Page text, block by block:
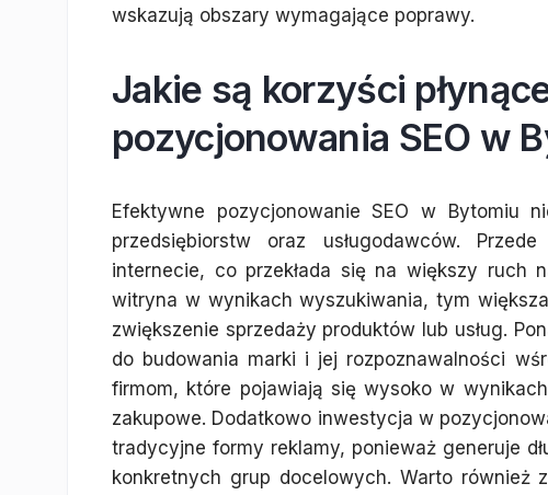
wskazują obszary wymagające poprawy.
Jakie są korzyści
pozycjonowania SEO w
Efektywne pozycjonowanie SEO w Bytomiu
przedsiębiorstw oraz usługodawców.
internecie, co przekłada się na większy ruch
witryna w wynikach wyszukiwania, tym
zwiększenie sprzedaży produktów lub usług.
do budowania marki i jej rozpoznawalności
firmom, które pojawiają się wysoko w
zakupowe. Dodatkowo inwestycja w
tradycyjne formy reklamy, ponieważ generuje
konkretnych grup docelowych. Warto również